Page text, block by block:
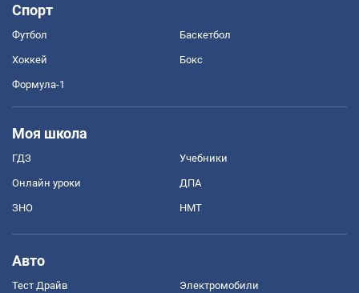
Спорт
Футбол Баскетбол
Хоккей Бокс
Формула-1
Моя школа
ГДЗ Учебники
Онлайн уроки ДПА
ЗНО НМТ
Авто
Тест Драйв Электромобили